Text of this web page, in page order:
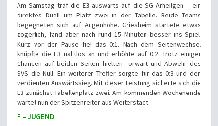
Am Samstag traf die E3 auswärts auf die SG Arheilgen – ein
direktes Duell um Platz zwei in der Tabelle. Beide Teams
begegneten sich auf Augenhöhe. Griesheim startete etwas
zögerlich, fand aber nach rund 15 Minuten besser ins Spiel.
Kurz vor der Pause fiel das 0:1. Nach dem Seitenwechsel
knüpfte die E3 nahtlos an und erhöhte auf 0:2. Trotz einiger
Chancen auf beiden Seiten hielten Torwart und Abwehr des
SVS die Null. Ein weiterer Treffer sorgte für das 0:3 und den
verdienten Auswärtssieg. Mit dieser Leistung sicherte sich die
E3 zunächst Tabellenplatz zwei. Am kommenden Wochenende
wartet nun der Spitzenreiter aus Weiterstadt.
F – JUGEND